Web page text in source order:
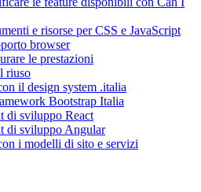
e risorse per CSS e JavaScript
browser
le prestazioni
riuso
il design system .italia
Bootstrap Italia
di sviluppo React
di sviluppo Angular
i modelli di sito e servizi